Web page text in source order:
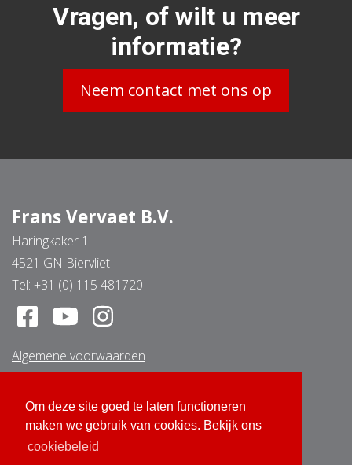
Om deze site goed te laten functioneren
maken we gebruik van cookies. Bekijk ons
cookiebeleid
Om deze site goed te laten functioneren
maken we gebruik van cookies. Bekijk ons
cookiebeleid
Vragen, of wilt u meer
informatie?
Neem contact met ons op
Frans Vervaet B.V.
Haringkaker 1
4521 GN Biervliet
Tel: +31 (0) 115 481720
Algemene voorwaarden
Disclaimer
Cookie beleid
Privacybeleid
Retourvoorwaarden